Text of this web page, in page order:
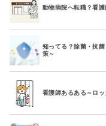
動物病院へ転職？看
知ってる？除菌・抗
策～
看護師あるある～ロ